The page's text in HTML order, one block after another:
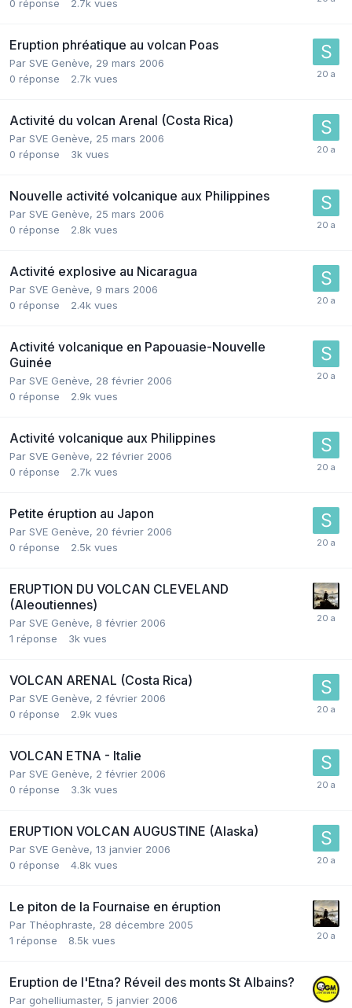
0 réponse 2.7k vues
Eruption phréatique au volcan Poas
Par SVE Genève, 29 mars 2006
0 réponse 2.7k vues
Activité du volcan Arenal (Costa Rica)
Par SVE Genève, 25 mars 2006
0 réponse 3k vues
Nouvelle activité volcanique aux Philippines
Par SVE Genève, 25 mars 2006
0 réponse 2.8k vues
Activité explosive au Nicaragua
Par SVE Genève, 9 mars 2006
0 réponse 2.4k vues
Activité volcanique en Papouasie-Nouvelle
Guinée
Par SVE Genève, 28 février 2006
0 réponse 2.9k vues
Activité volcanique aux Philippines
Par SVE Genève, 22 février 2006
0 réponse 2.7k vues
Petite éruption au Japon
Par SVE Genève, 20 février 2006
0 réponse 2.5k vues
ERUPTION DU VOLCAN CLEVELAND
(Aleoutiennes)
Par SVE Genève, 8 février 2006
1 réponse 3k vues
VOLCAN ARENAL (Costa Rica)
Par SVE Genève, 2 février 2006
0 réponse 2.9k vues
VOLCAN ETNA - Italie
Par SVE Genève, 2 février 2006
0 réponse 3.3k vues
ERUPTION VOLCAN AUGUSTINE (Alaska)
Par SVE Genève, 13 janvier 2006
0 réponse 4.8k vues
Le piton de la Fournaise en éruption
Par Théophraste, 28 décembre 2005
1 réponse 8.5k vues
Eruption de l'Etna? Réveil des monts St Albains?
Par gohelliumaster, 5 janvier 2006